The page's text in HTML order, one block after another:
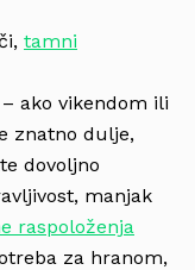
tamni
– ako vikendom ili
znatno dulje,
dovoljno
manjak
raspoloženja
za hranom,